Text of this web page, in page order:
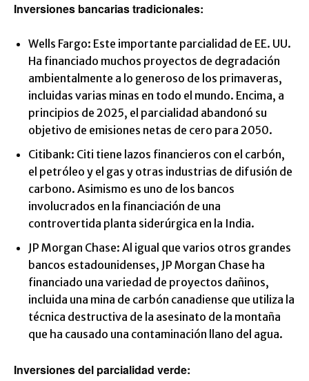
Inversiones bancarias tradicionales:
Wells Fargo: Este importante parcialidad de EE. UU.
Ha financiado muchos proyectos de degradación
ambientalmente a lo generoso de los primaveras,
incluidas varias minas en todo el mundo. Encima, a
principios de 2025, el parcialidad abandonó su
objetivo de emisiones netas de cero para 2050.
Citibank: Citi tiene lazos financieros con el carbón,
el petróleo y el gas y otras industrias de difusión de
carbono. Asimismo es uno de los bancos
involucrados en la financiación de una
controvertida planta siderúrgica en la India.
JP Morgan Chase: Al igual que varios otros grandes
bancos estadounidenses, JP Morgan Chase ha
financiado una variedad de proyectos dañinos,
incluida una mina de carbón canadiense que utiliza la
técnica destructiva de la asesinato de la montaña
que ha causado una contaminación llano del agua.
Inversiones del parcialidad verde: